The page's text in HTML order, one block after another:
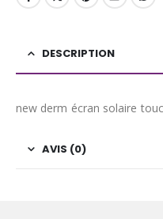
DESCRIPTION
new derm écran solaire
AVIS (0)